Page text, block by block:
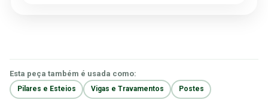
Esta peça também é usada como:
Pilares e Esteios Vigas e Travamentos Postes